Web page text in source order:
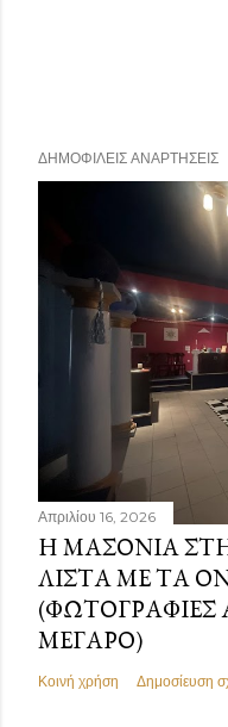
ΔΗΜΟΦΙΛΕΊΣ ΑΝΑΡΤΉΣΕΙΣ
Απριλίου 16, 2026
Η ΜΑΣΟΝΊΑ
ΛΊΣΤΑ ΜΕ ΤΑ
ΜΈΓΑΡΟ)
Κοινή χρήση Δημοσίευση